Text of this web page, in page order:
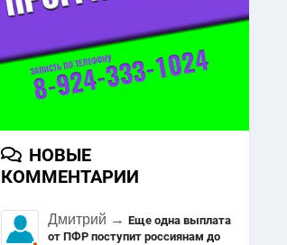
НОВЫЕ
КОММЕНТАРИИ
Дмитрий →Еще одна выплата
от ПФР поступит россиянам до